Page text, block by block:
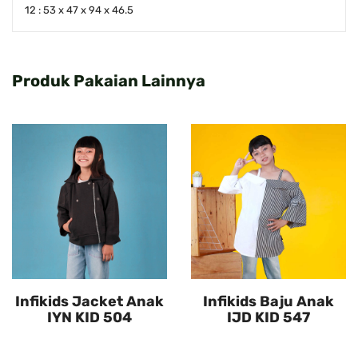
12 : 53 x 47 x 94 x 46.5
Produk Pakaian Lainnya
Infikids Jacket Anak
IYN KID 504
Infikids Baju Anak
IJD KID 547